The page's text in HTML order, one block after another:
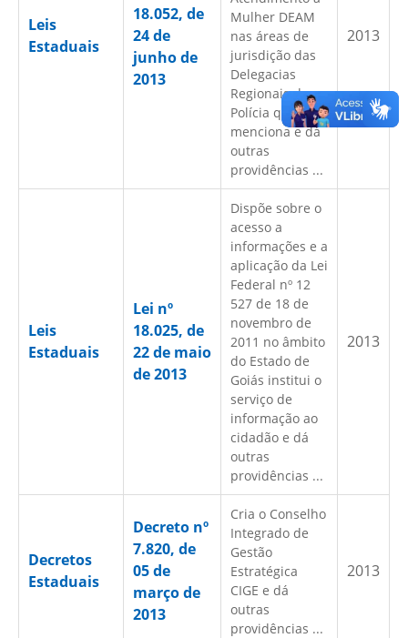
Leis
Estaduais
18.052, de
24 de
junho de
2013
Mulher DEAM
nas áreas de
jurisdição das
Delegacias
Regionais de
Polícia que
menciona e dá
outras
providências ...
2013
Leis
Estaduais
Lei nº
18.025, de
22 de maio
de 2013
Dispõe sobre o
acesso a
informações e a
aplicação da Lei
Federal nº 12
527 de 18 de
novembro de
2011 no âmbito
do Estado de
Goiás institui o
serviço de
informação ao
cidadão e dá
outras
providências ...
2013
Decretos
Estaduais
Decreto nº
7.820, de
05 de
março de
2013
Cria o Conselho
Integrado de
Gestão
Estratégica
CIGE e dá
outras
providências ...
2013